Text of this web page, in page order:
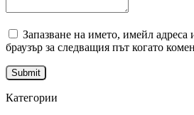
Запазване на името, имейл адреса
браузър за следващия път когато
Категории